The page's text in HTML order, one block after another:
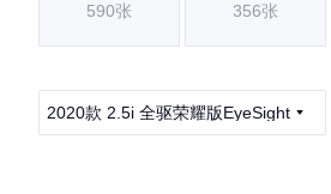
590张 356张
2020款 2.5i 全驱荣耀版EyeSight